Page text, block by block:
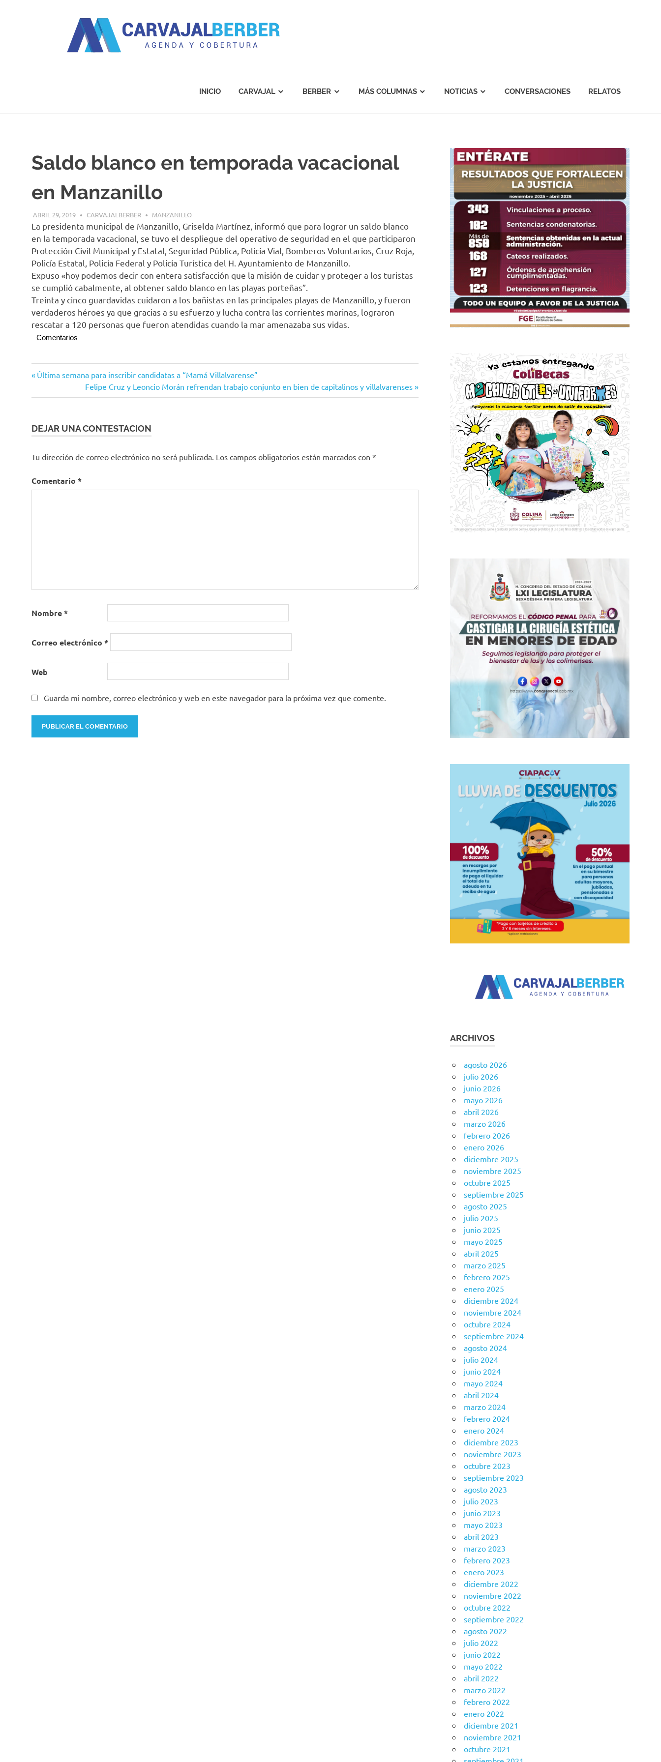
INICIO CARVAJAL BERBER MÁS COLUMNAS NOTICIAS CONVERSACIONES RELATOS
Saldo blanco en temporada vacacional
en Manzanillo
ABRIL 29, 2019 CARVAJALBERBER MANZANILLO
La presidenta municipal de Manzanillo, Griselda Martínez, informó que para lograr un saldo blanco
en la temporada vacacional, se tuvo el despliegue del operativo de seguridad en el que participaron
Protección Civil Municipal y Estatal, Seguridad Pública, Policía Vial, Bomberos Voluntarios, Cruz Roja,
Policía Estatal, Policía Federal y Policía Turística del H. Ayuntamiento de Manzanillo.
Expuso «hoy podemos decir con entera satisfacción que la misión de cuidar y proteger a los turistas
se cumplió cabalmente, al obtener saldo blanco en las playas porteñas”.
Treinta y cinco guardavidas cuidaron a los bañistas en las principales playas de Manzanillo, y fueron
verdaderos héroes ya que gracias a su esfuerzo y lucha contra las corrientes marinas, lograron
rescatar a 120 personas que fueron atendidas cuando la mar amenazaba sus vidas.
Comentarios
Manzanillo
Navegación
de
Entrada
Última semana para inscribir candidatas a “Mamá Villalvarense”
Siguiente
entrada:
Felipe Cruz y Leoncio Morán refrendan trabajo conjunto en bien de capitalinos y villalvarenses
DEJAR UNA CONTESTACION
Tu dirección de correo electrónico no será publicada. Los campos obligatorios están marcados con *
Comentario *
Nombre*
Correo electrónico *
Web
Guarda mi nombre, correo electrónico y web en este navegador para la próxima vez que comente.
ARCHIVOS
agosto 2026
julio 2026
junio 2026
mayo 2026
abril 2026
marzo 2026
febrero 2026
enero 2026
diciembre 2025
noviembre 2025
octubre 2025
septiembre 2025
agosto 2025
julio 2025
junio 2025
mayo 2025
abril 2025
marzo 2025
febrero 2025
enero 2025
diciembre 2024
noviembre 2024
octubre 2024
septiembre 2024
agosto 2024
julio 2024
junio 2024
mayo 2024
abril 2024
marzo 2024
febrero 2024
enero 2024
diciembre 2023
noviembre 2023
octubre 2023
septiembre 2023
agosto 2023
julio 2023
junio 2023
mayo 2023
abril 2023
marzo 2023
febrero 2023
enero 2023
diciembre 2022
noviembre 2022
octubre 2022
septiembre 2022
agosto 2022
julio 2022
junio 2022
mayo 2022
abril 2022
marzo 2022
febrero 2022
enero 2022
diciembre 2021
noviembre 2021
octubre 2021